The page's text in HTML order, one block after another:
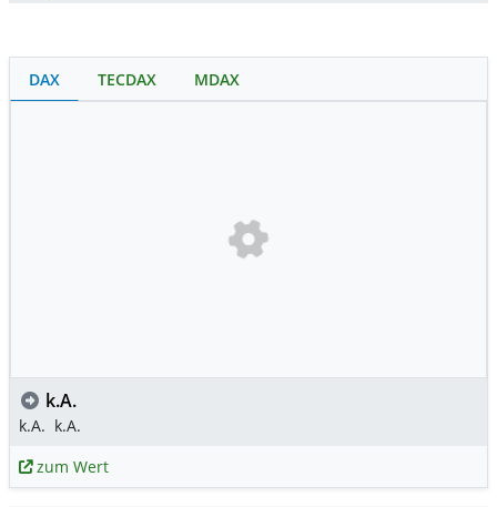
DAX TECDAX MDAX
k.A.
k.A. k.A.
zum Wert